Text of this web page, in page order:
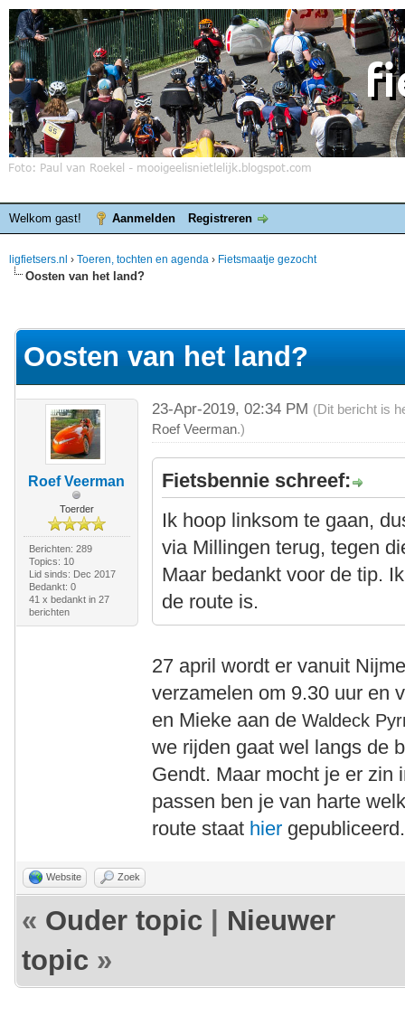
Welkom gast! Aanmelden Registreren
ligfietsers.nl › Toeren, tochten en agenda › Fietsmaatje gezocht
Oosten van het land?
Oosten van het land?
Roef Veerman
Toerder
Berichten: 289
Topics: 10
Lid sinds: Dec 2017
Bedankt: 0
41 x bedankt in 27
berichten
23-Apr-2019, 02:34 PM (Dit bericht is
Roef Veerman.)
Fietsbennie schreef:
Ik hoop linksom te gaan,
via Millingen terug, tegen
Maar bedankt voor de tip.
de route is.
27 april wordt er vanuit
verzamelen om 9.30 uur en
en Mieke aan deWaldeck
we rijden gaat wel langs de
Gendt. Maar mocht je er zin
passen ben je van harte
route staat hier gepubliceerd.
Website Zoek
« Ouder topic
Nieuwer
topic »